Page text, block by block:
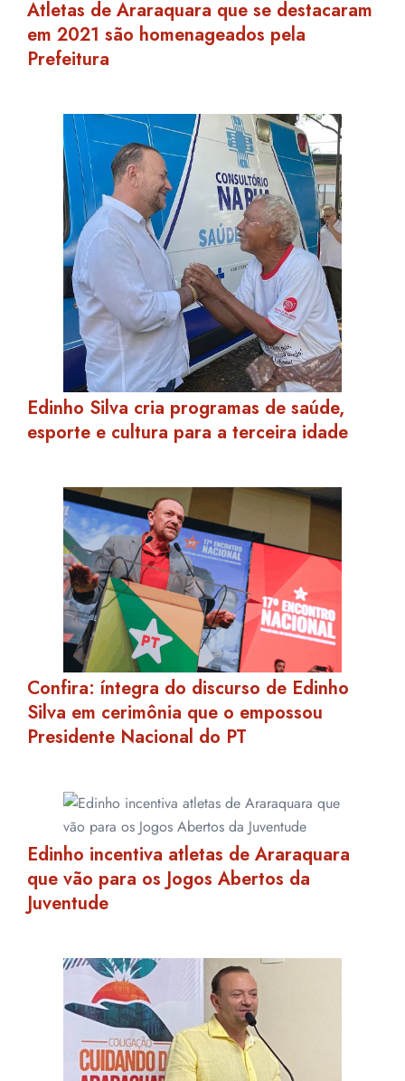
Atletas de Araraquara que se destacaram
em 2021 são homenageados pela
Prefeitura
Edinho Silva cria programas de saúde,
esporte e cultura para a terceira idade
Confira: íntegra do discurso de Edinho
Silva em cerimônia que o empossou
Presidente Nacional do PT
Edinho incentiva atletas de Araraquara
que vão para os Jogos Abertos da
Juventude